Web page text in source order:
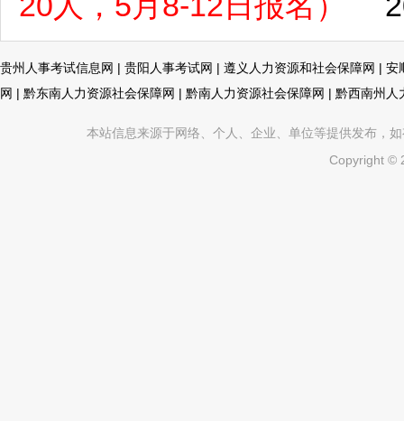
贵州人事考试信息网 | 贵阳人事考试网 | 遵义人力资源和社会保障网 | 安
网 | 黔东南人力资源社会保障网 | 黔南人力资源社会保障网 | 黔西南州人
本站信息来源于网络、个人、企业、单位等提供发布，
Copyright ©